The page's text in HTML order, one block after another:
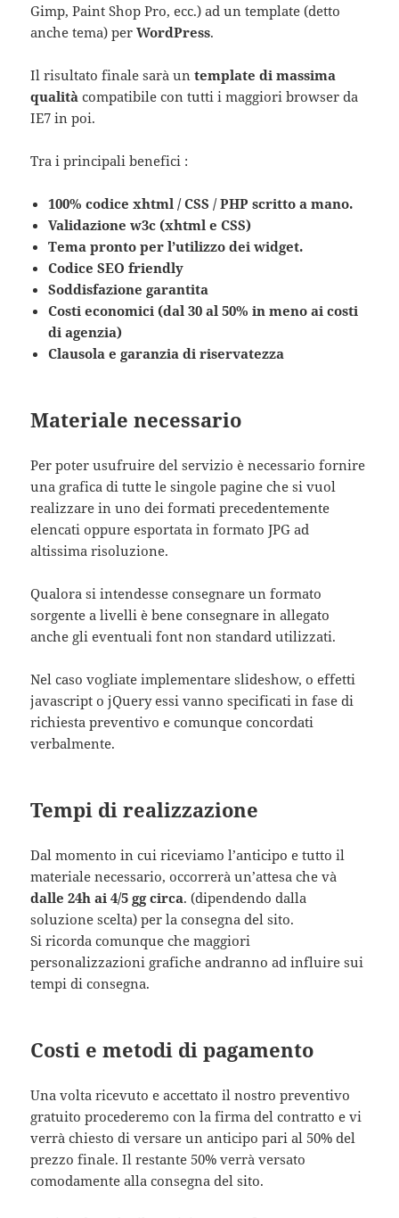
Gimp, Paint Shop Pro, ecc.) ad un template (detto
anche tema) perWordPress.
Il risultato finale sarà untemplate di massima
qualità compatibile con tutti i maggiori browser da
IE7 in poi.
Tra i principali benefici :
100% codice xhtml / CSS / PHP scritto a mano.
Validazione w3c (xhtml e CSS)
Tema pronto per l’utilizzo dei widget.
Codice SEO friendly
Soddisfazione garantita
Costi economici (dal 30 al 50% in meno ai costi
di agenzia)
Clausola e garanzia di riservatezza
Materiale necessario
Per poter usufruire del servizio è necessario fornire
una grafica di tutte le singole pagine che si vuol
realizzare in uno dei formati precedentemente
elencati oppure esportata in formato JPG ad
altissima risoluzione.
Qualora si intendesse consegnare un formato
sorgente a livelli è bene consegnare in allegato
anche gli eventuali font non standard utilizzati.
Nel caso vogliate implementare slideshow, o effetti
javascript o jQuery essi vanno specificati in fase di
richiesta preventivo e comunque concordati
verbalmente.
Tempi di realizzazione
Dal momento in cui riceviamo l’anticipo e tutto il
materiale necessario, occorrerà un’attesa che và
dalle 24h ai 4/5 gg circa. (dipendendo dalla
soluzione scelta) per la consegna del sito.
Si ricorda comunque che maggiori
personalizzazioni grafiche andranno ad influire sui
tempi di consegna.
Costi e metodi di pagamento
Una volta ricevuto e accettato il nostro preventivo
gratuito procederemo con la firma del contratto e vi
verrà chiesto di versare un anticipo pari al 50% del
prezzo finale. Il restante 50% verrà versato
comodamente alla consegna del sito.